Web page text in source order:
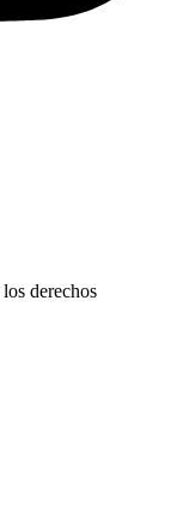
derechos